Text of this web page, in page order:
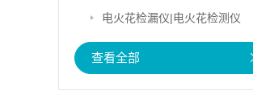
电火花检漏仪|电火花检测仪
查看全部